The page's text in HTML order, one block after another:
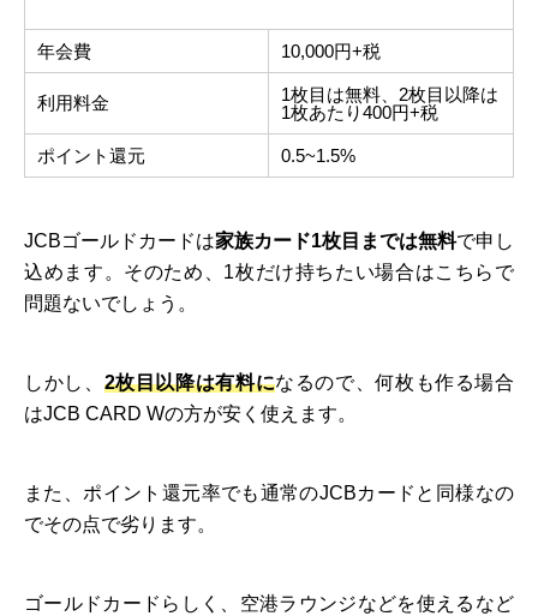
年会費 10,000円+税
利用料金
1枚目は無料、2枚目以降は
1枚あたり400円+税
ポイント還元 0.5~1.5%
JCBゴールドカードは家族カード1枚目までは無料で申し
込めます。そのため、1枚だけ持ちたい場合はこちらで
問題ないでしょう。
しかし、 2枚目以降は有料になるので、何枚も作る場合
はJCB CARD Wの方が安く使えます。
また、ポイント還元率でも通常のJCBカードと同様なの
でその点で劣ります。
ゴールドカードらしく、空港ラウンジなどを使えるなど